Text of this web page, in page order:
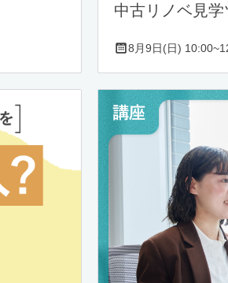
中古リノベ見学
8月9日(日)